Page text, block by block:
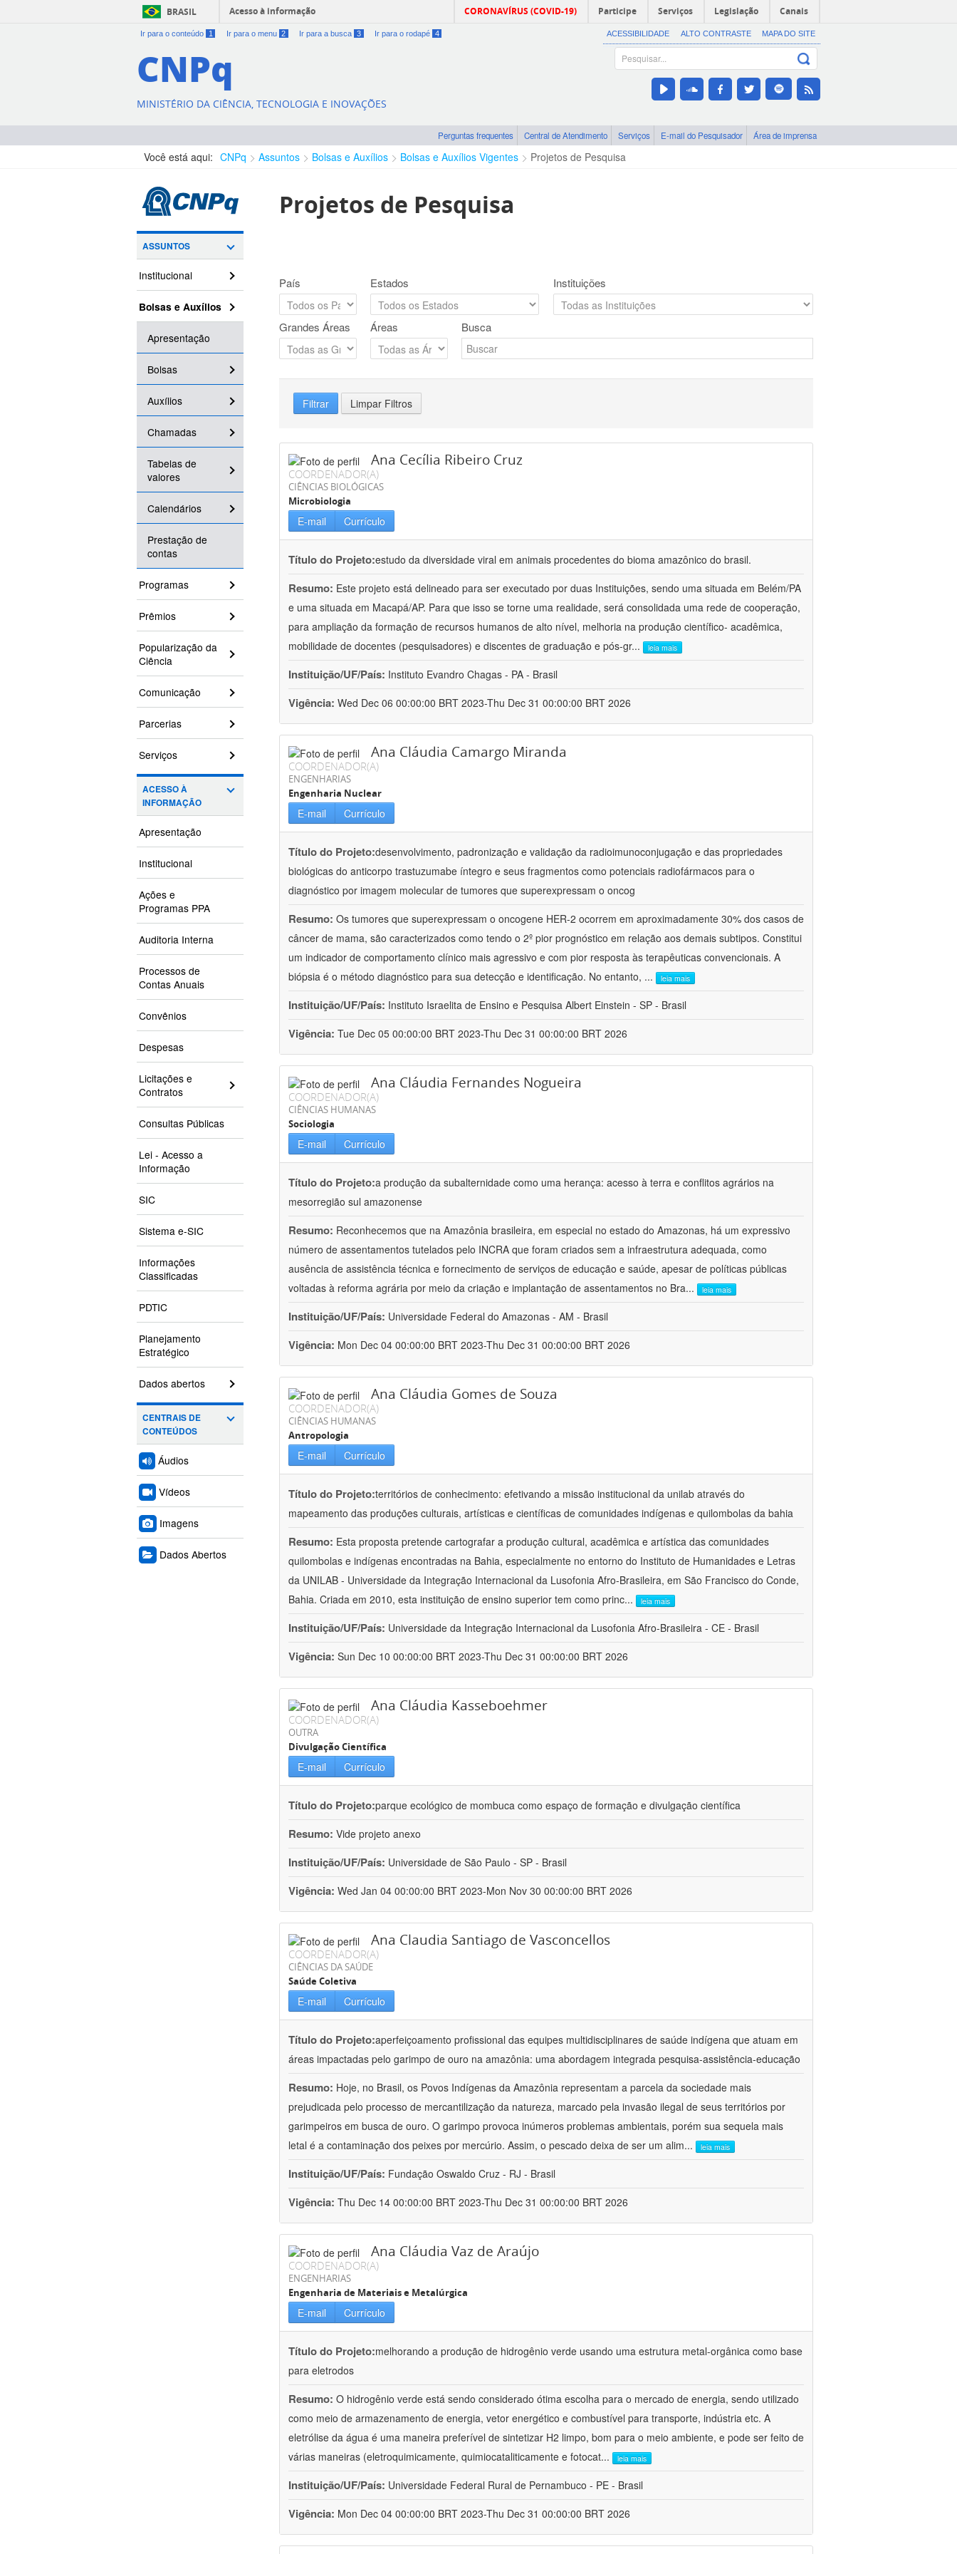
BRASIL Acesso à informação CORONAVÍRUS (COVID-19) Participe Serviços Legislação Canais
Ir para o conteúdo 1 Ir para o menu 2 Ir para a busca 3 Ir para o rodapé 4 ACESSIBILIDADE ALTO CONTRASTE MAPA DO SITE
CNPq
MINISTÉRIO DA CIÊNCIA, TECNOLOGIA E INOVAÇÕES
Perguntas frequentes Central de Atendimento Serviços E-mail do Pesquisador Área de imprensa
Você está aqui: CNPq Assuntos Bolsas e Auxílios Bolsas e Auxílios Vigentes Projetos de Pesquisa
ASSUNTOS
Institucional
Bolsas e Auxílios
Apresentação
Bolsas
Auxílios
Chamadas
Tabelas de
valores
Calendários
Prestação de
contas
Programas
Prêmios
Popularização da
Ciência
Comunicação
Parcerias
Serviços
ACESSO À
INFORMAÇÃO
Apresentação
Institucional
Ações e
Programas PPA
Auditoria Interna
Processos de
Contas Anuais
Convênios
Despesas
Licitações e
Contratos
Consultas Públicas
Lei - Acesso a
Informação
SIC
Sistema e-SIC
Informações
Classificadas
PDTIC
Planejamento
Estratégico
Dados abertos
CENTRAIS DE
CONTEÚDOS
Áudios
Vídeos
Imagens
Dados Abertos
Projetos de Pesquisa
País Estados Instituições
Grandes Áreas Áreas Busca
Filtrar Limpar Filtros
Ana Cecília Ribeiro Cruz
COORDENADOR(A)
CIÊNCIAS BIOLÓGICAS
Microbiologia
E-mail Currículo
Título do Projeto:estudo da diversidade viral em animais procedentes do bioma amazônico do brasil.
Resumo: Este projeto está delineado para ser executado por duas Instituições, sendo uma situada em Belém/PA
e uma situada em Macapá/AP. Para que isso se torne uma realidade, será consolidada uma rede de cooperação,
para ampliação da formação de recursos humanos de alto nível, melhoria na produção científico- acadêmica,
mobilidade de docentes (pesquisadores) e discentes de graduação e pós-gr... leia mais
Instituição/UF/País: Instituto Evandro Chagas - PA - Brasil
Vigência: Wed Dec 06 00:00:00 BRT 2023-Thu Dec 31 00:00:00 BRT 2026
Ana Cláudia Camargo Miranda
COORDENADOR(A)
ENGENHARIAS
Engenharia Nuclear
E-mail Currículo
Título do Projeto:desenvolvimento, padronização e validação da radioimunoconjugação e das propriedades
biológicas do anticorpo trastuzumabe íntegro e seus fragmentos como potenciais radiofármacos para o
diagnóstico por imagem molecular de tumores que superexpressam o oncog
Resumo: Os tumores que superexpressam o oncogene HER-2 ocorrem em aproximadamente 30% dos casos de
câncer de mama, são caracterizados como tendo o 2º pior prognóstico em relação aos demais subtipos. Constitui
um indicador de comportamento clínico mais agressivo e com pior resposta às terapêuticas convencionais. A
biópsia é o método diagnóstico para sua detecção e identificação. No entanto, ... leia mais
Instituição/UF/País: Instituto Israelita de Ensino e Pesquisa Albert Einstein - SP - Brasil
Vigência: Tue Dec 05 00:00:00 BRT 2023-Thu Dec 31 00:00:00 BRT 2026
Ana Cláudia Fernandes Nogueira
COORDENADOR(A)
CIÊNCIAS HUMANAS
Sociologia
E-mail Currículo
Título do Projeto:a produção da subalternidade como uma herança: acesso à terra e conflitos agrários na
mesorregião sul amazonense
Resumo: Reconhecemos que na Amazônia brasileira, em especial no estado do Amazonas, há um expressivo
número de assentamentos tutelados pelo INCRA que foram criados sem a infraestrutura adequada, como
ausência de assistência técnica e fornecimento de serviços de educação e saúde, apesar de políticas públicas
voltadas à reforma agrária por meio da criação e implantação de assentamentos no Bra... leia mais
Instituição/UF/País: Universidade Federal do Amazonas - AM - Brasil
Vigência: Mon Dec 04 00:00:00 BRT 2023-Thu Dec 31 00:00:00 BRT 2026
Ana Cláudia Gomes de Souza
COORDENADOR(A)
CIÊNCIAS HUMANAS
Antropologia
E-mail Currículo
Título do Projeto:territórios de conhecimento: efetivando a missão institucional da unilab através do
mapeamento das produções culturais, artísticas e científicas de comunidades indígenas e quilombolas da bahia
Resumo: Esta proposta pretende cartografar a produção cultural, acadêmica e artística das comunidades
quilombolas e indígenas encontradas na Bahia, especialmente no entorno do Instituto de Humanidades e Letras
da UNILAB - Universidade da Integração Internacional da Lusofonia Afro-Brasileira, em São Francisco do Conde,
Bahia. Criada em 2010, esta instituição de ensino superior tem como princ... leia mais
Instituição/UF/País: Universidade da Integração Internacional da Lusofonia Afro-Brasileira - CE - Brasil
Vigência: Sun Dec 10 00:00:00 BRT 2023-Thu Dec 31 00:00:00 BRT 2026
Ana Cláudia Kasseboehmer
COORDENADOR(A)
OUTRA
Divulgação Científica
E-mail Currículo
Título do Projeto:parque ecológico de mombuca como espaço de formação e divulgação científica
Resumo: Vide projeto anexo
Instituição/UF/País: Universidade de São Paulo - SP - Brasil
Vigência: Wed Jan 04 00:00:00 BRT 2023-Mon Nov 30 00:00:00 BRT 2026
Ana Claudia Santiago de Vasconcellos
COORDENADOR(A)
CIÊNCIAS DA SAÚDE
Saúde Coletiva
E-mail Currículo
Título do Projeto:aperfeiçoamento profissional das equipes multidisciplinares de saúde indígena que atuam em
áreas impactadas pelo garimpo de ouro na amazônia: uma abordagem integrada pesquisa-assistência-educação
Resumo: Hoje, no Brasil, os Povos Indígenas da Amazônia representam a parcela da sociedade mais
prejudicada pelo processo de mercantilização da natureza, marcado pela invasão ilegal de seus territórios por
garimpeiros em busca de ouro. O garimpo provoca inúmeros problemas ambientais, porém sua sequela mais
letal é a contaminação dos peixes por mercúrio. Assim, o pescado deixa de ser um alim... leia mais
Instituição/UF/País: Fundação Oswaldo Cruz - RJ - Brasil
Vigência: Thu Dec 14 00:00:00 BRT 2023-Thu Dec 31 00:00:00 BRT 2026
Ana Cláudia Vaz de Araújo
COORDENADOR(A)
ENGENHARIAS
Engenharia de Materiais e Metalúrgica
E-mail Currículo
Título do Projeto:melhorando a produção de hidrogênio verde usando uma estrutura metal-orgânica como base
para eletrodos
Resumo: O hidrogênio verde está sendo considerado ótima escolha para o mercado de energia, sendo utilizado
como meio de armazenamento de energia, vetor energético e combustível para transporte, indústria etc. A
eletrólise da água é uma maneira preferível de sintetizar H2 limpo, bom para o meio ambiente, e pode ser feito de
várias maneiras (eletroquimicamente, quimiocataliticamente e fotocat... leia mais
Instituição/UF/País: Universidade Federal Rural de Pernambuco - PE - Brasil
Vigência: Mon Dec 04 00:00:00 BRT 2023-Thu Dec 31 00:00:00 BRT 2026